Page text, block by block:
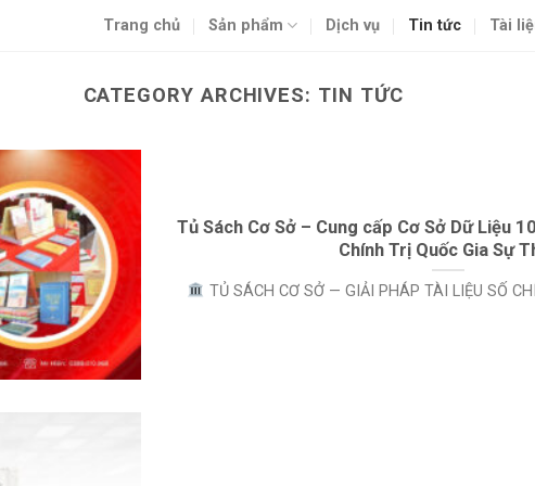
Trang chủ Sản phẩm Dịch vụ Tin tức Tài
CATEGORY ARCHIVES: TIN TỨC
Tủ Sách Cơ Sở – Cung cấp Cơ Sở Dữ Liệu
Chính Trị Quốc Gia Sự
TỦ SÁCH CƠ SỞ — GIẢI PHÁP TÀI LIỆU SỐ